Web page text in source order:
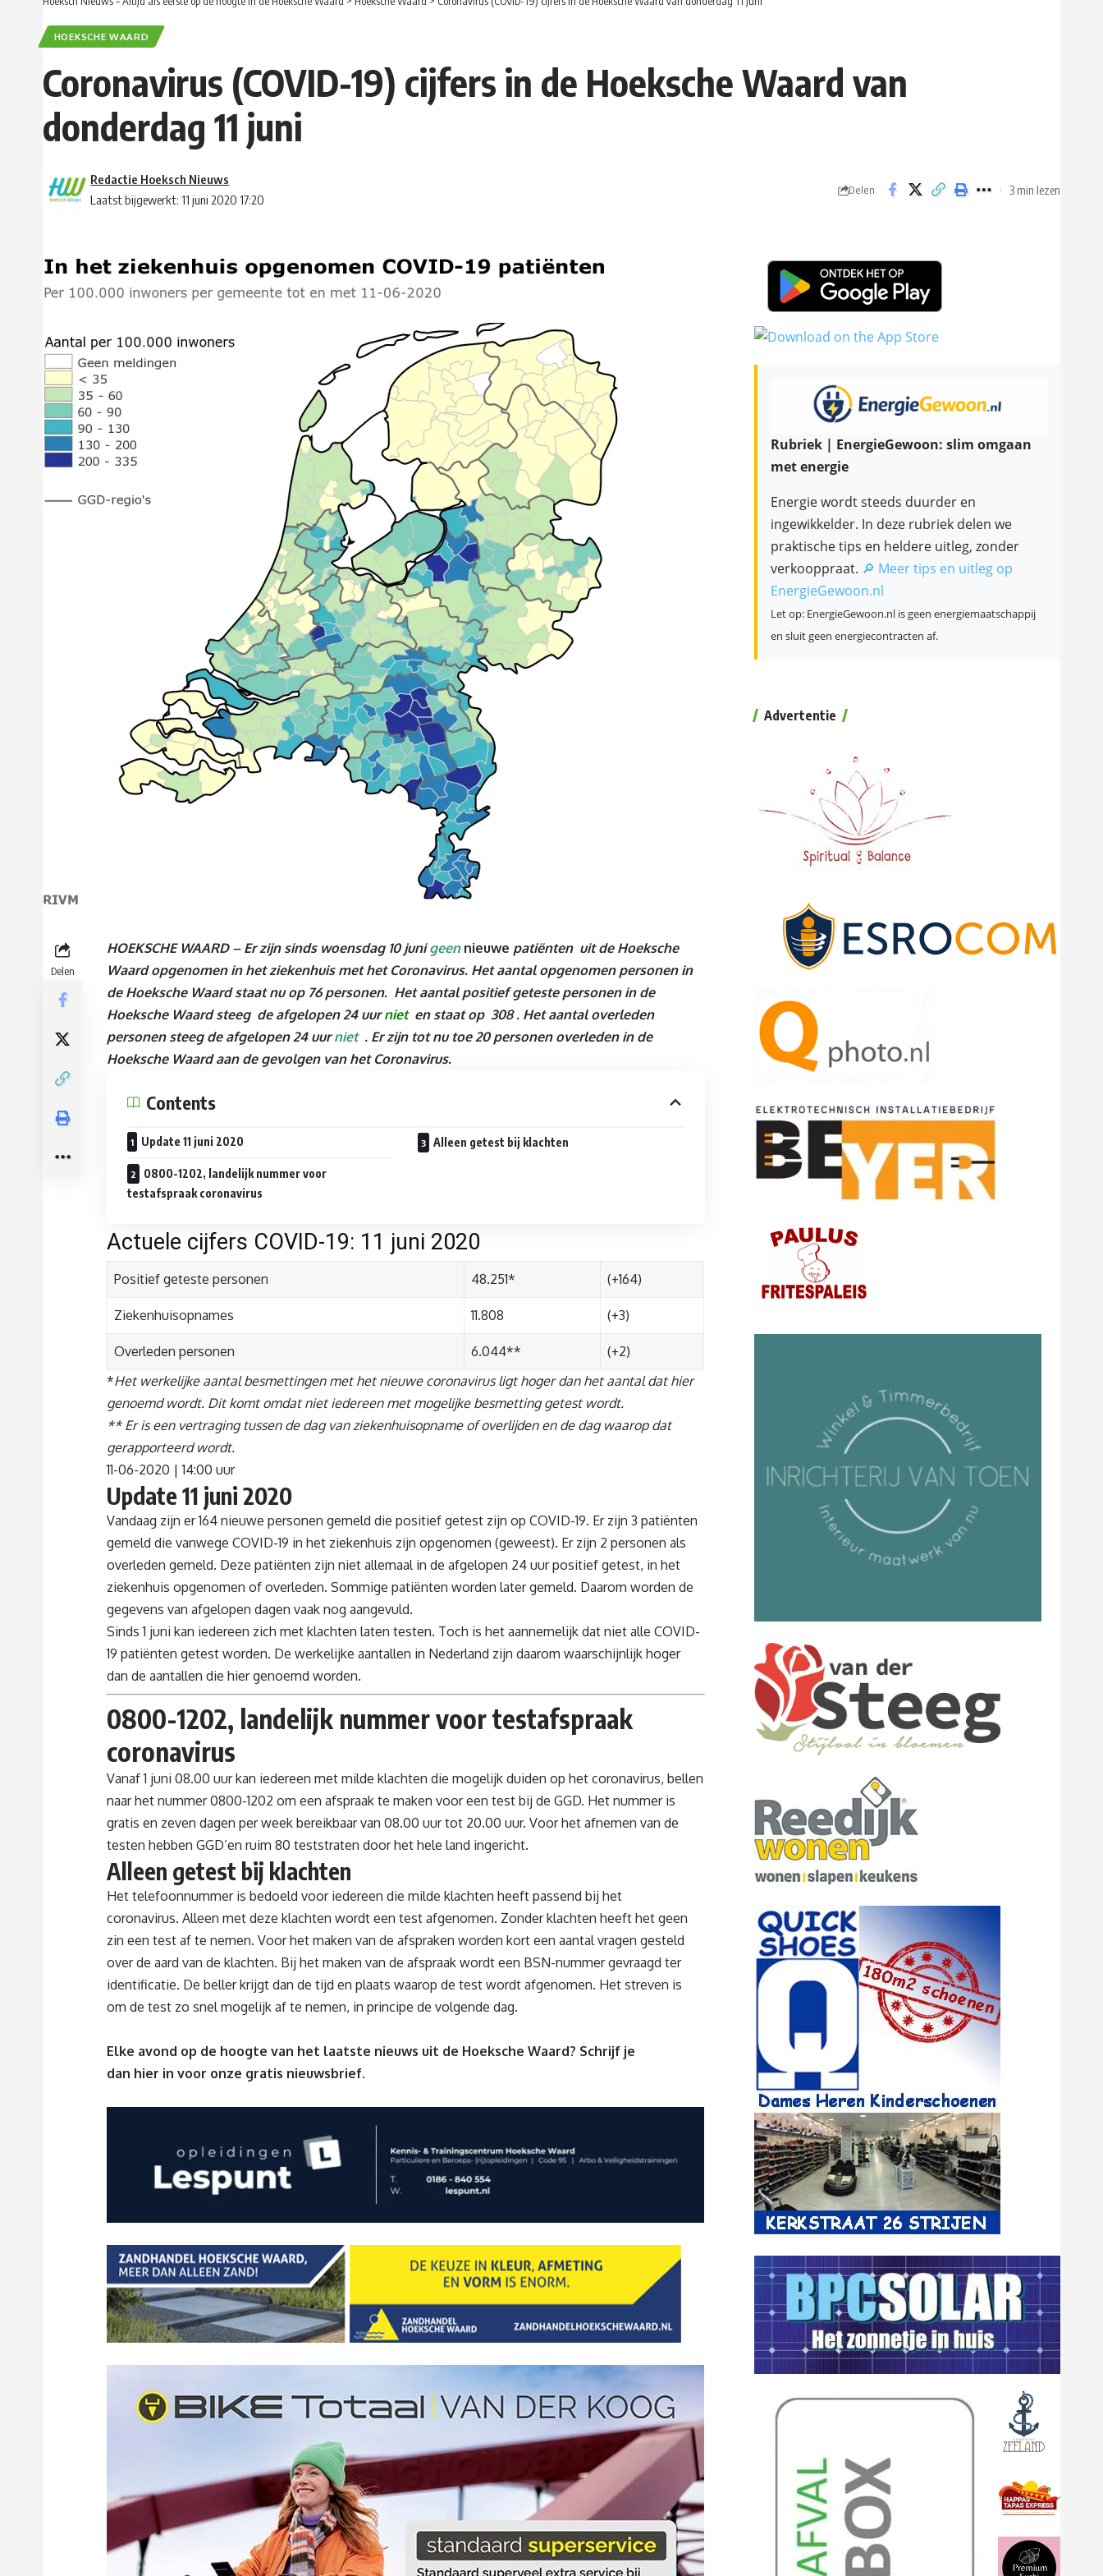
HOEKSCHE WAARD
Coronavirus (COVID-19) cijfers in de Hoeksche Waard van
donderdag 11 juni
Laatst bijgewerkt: 11 juni 2020 17:20
Redactie Hoeksch Nieuws
Delen 3 min lezen
Delen
HOEKSCHE WAARD – Erzijn sinds woensdag 10 junigeen nieuwe patiënten uit de Hoeksche
Waard opgenomen in het ziekenhuis met het Coronavirus. Het aantal opgenomen personen in
de Hoeksche Waard staat nu op 76 personen. Het aantal positief geteste personen in de
Hoeksche Waard steeg de afgelopen 24 uurniet en staat op 308 . Het aantal overleden
personen steeg de afgelopen 24 uurniet. Er zijn tot nu toe 20 personen overleden in de
Hoeksche Waard aan de gevolgen van het Coronavirus.
Contents
Update 11 juni 2020
0800-1202, landelijk nummer voor
testafspraak coronavirus
Alleen getest bij klachten
Actuele cijfers COVID-19: 11 juni 2020
Positief geteste personen 48.251* (+164)
Ziekenhuisopnames 11.808 (+3)
Overleden personen 6.044**
(+2)
*Het werkelijke aantal besmettingen met het nieuwe coronavirus ligt hoger dan het aantal dat hier
genoemd wordt. Dit komt omdat niet iedereen met mogelijke besmetting getest wordt.
** Er is een vertraging tussen de dag van ziekenhuisopname of overlijden en de dag waarop dat
gerapporteerd wordt.
11-06-2020 | 14:00 uur
Update 11 juni 2020
Vandaag zijn er 164 nieuwe personen gemeld die positief getest zijn op COVID-19. Er zijn 3 patiënten
gemeld die vanwege COVID-19 in het ziekenhuis zijn opgenomen (geweest). Er zijn 2 personen als
overleden gemeld. Deze patiënten zijn niet allemaal in de afgelopen 24 uur positief getest, in het
ziekenhuis opgenomen of overleden. Sommige patiënten worden later gemeld. Daarom worden de
gegevens van afgelopen dagen vaak nog aangevuld.
Sinds 1 juni kan iedereen zich met klachten laten testen. Toch is het aannemelijk dat niet alle COVID-
19 patiënten getest worden. De werkelijke aantallen in Nederland zijn daarom waarschijnlijk hoger
dan de aantallen die hier genoemd worden.
0800-1202, landelijk nummer voor testafspraak
coronavirus
Vanaf 1 juni 08.00 uur kan iedereen met milde klachten die mogelijk duiden op het coronavirus, bellen
naar het nummer 0800-1202 om een afspraak te maken voor een test bij de GGD. Het nummer is
gratis en zeven dagen per week bereikbaar van 08.00 uur tot 20.00 uur. Voor het afnemen van de
testen hebben GGD’en ruim 80 teststraten door het hele land ingericht.
Alleen getest bij klachten
Het telefoonnummer is bedoeld voor iedereen die milde klachten heeft passend bij het
coronavirus. Alleen met deze klachten wordt een test afgenomen. Zonder klachten heeft het geen
zin een test af te nemen. Voor het maken van de afspraken worden kort een aantal vragen gesteld
over de aard van de klachten. Bij het maken van de afspraak wordt een BSN-nummer gevraagd ter
identificatie. De beller krijgt dan de tijd en plaats waarop de test wordt afgenomen. Het streven is
om de test zo snel mogelijk af te nemen, in principe de volgende dag.
Elke avond op de hoogte van het laatste nieuws uit de Hoeksche Waard? Schrijf je
dan hier in voor onze gratis nieuwsbrief.
Rubriek | EnergieGewoon: slim omgaan
met energie
Energie wordt steeds duurder en
ingewikkelder. In deze rubriek delen we
praktische tips en heldere uitleg, zonder
verkooppraat. 🔎 Meer tips en uitleg op
EnergieGewoon.nl
Let op: EnergieGewoon.nl is geen energiemaatschappij
en sluit geen energiecontracten af.
Advertentie